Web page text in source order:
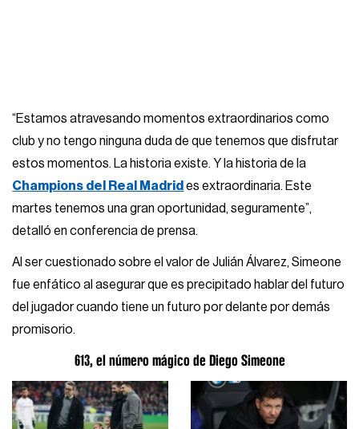
“Estamos atravesando momentos extraordinarios como
club y no tengo ninguna duda de que tenemos que disfrutar
estos momentos. La historia existe. Y la historia de la
Champions del Real Madrid es extraordinaria. Este
martes tenemos una gran oportunidad, seguramente”,
detalló en conferencia de prensa.
Al ser cuestionado sobre el valor de Julián Álvarez, Simeone
fue enfático al asegurar que es precipitado hablar del futuro
del jugador cuando tiene un futuro por delante por demás
promisorio.
613, el número mágico de Diego Simeone